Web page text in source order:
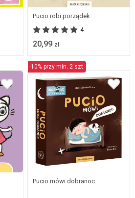
Pucio robi porządek
4
20,99 zł
-10% przy min. 2 szt.
Pucio mówi dobranoc